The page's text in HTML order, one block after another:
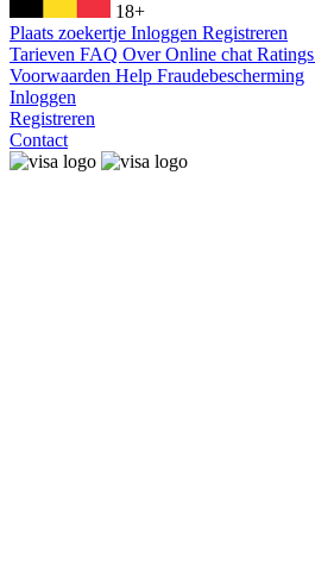
18+
Plaats zoekertje Inloggen Registreren
Tarieven FAQ OverOnline chat Ratings
Voorwaarden Help Fraudebescherming
Inloggen
Registreren
Contact